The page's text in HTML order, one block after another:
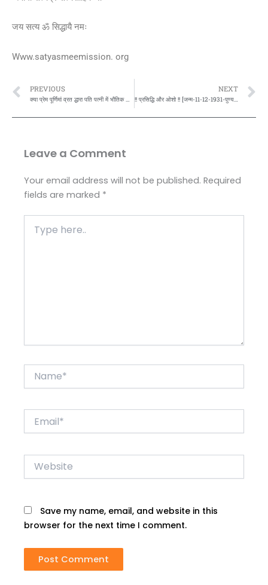
जय सत्य ॐ सिद्धायै नमः
Www.satyasmeemission. org
Prev
PREVIOUS
क्या प्रेम पूर्णिमां व्रत द्धारा पति पत्नी में भौतिक और आध्यात्मिक शक्तियों का जागरण और सभी लौकिक अलौकिक मनोकामनाओं की पूर्ति के साथ अंत में आत्मसाक्षात्कार की प्राप्ति हो सकती है? इस पर महर्षि अत्रि मुनि और महासती अनसूया का उत्तर…[भाग-2]
NEXT
!! प्रसिद्धि और ओशो !! [जन्म-11-12-1931-पुण्यतिथि-19-1-1990] पर प्रसिद्धि का सूत्र क्या है?ये गूढ़ कविता के माध्यम से बताते हुए,स्वामी सत्येंद्र जी कहते है की…
Leave a Comment
Your email address will not be published. Required
fields are marked *
here..
Website
Save my name, email, and website in this
browser for the next time I comment.